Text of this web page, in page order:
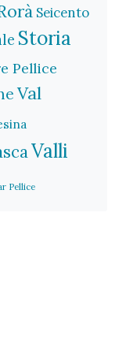
Seicento
Storia
Pellice
Val
Valli
Pellice